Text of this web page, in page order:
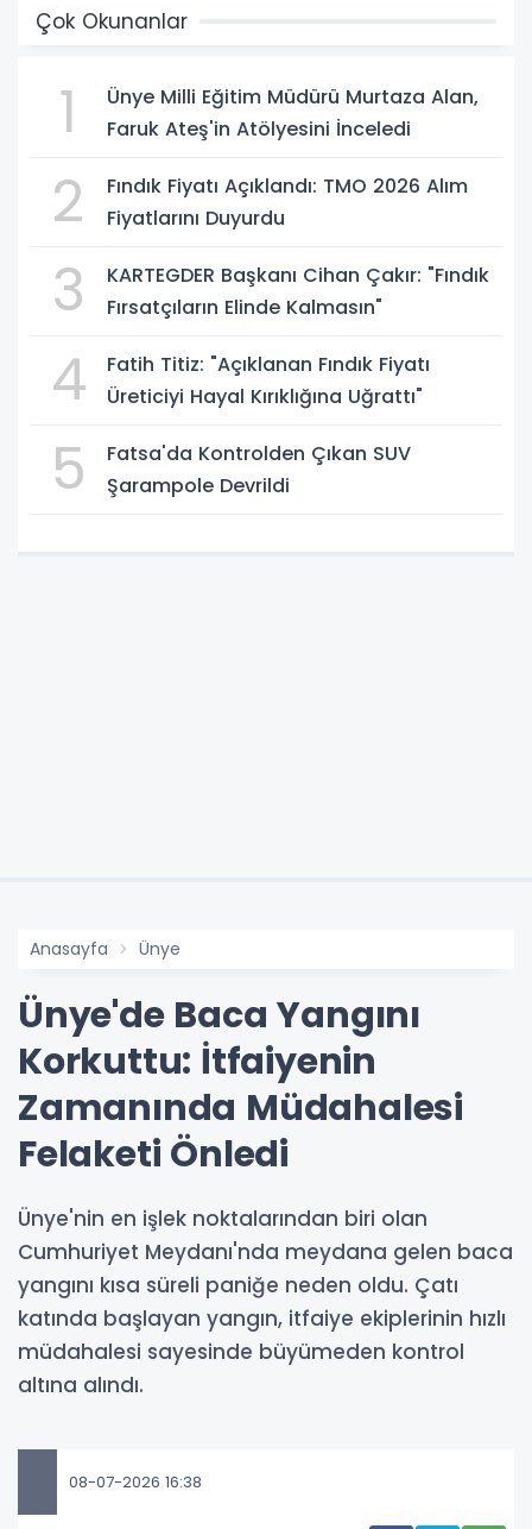
Çok Okunanlar
1
Ünye Milli Eğitim Müdürü Murtaza Alan,
Faruk Ateş'in Atölyesini İnceledi
2
Fındık Fiyatı Açıklandı: TMO 2026 Alım
Fiyatlarını Duyurdu
3
KARTEGDER Başkanı Cihan Çakır: "Fındık
Fırsatçıların Elinde Kalmasın"
4
Fatih Titiz: "Açıklanan Fındık Fiyatı
Üreticiyi Hayal Kırıklığına Uğrattı"
5
Fatsa'da Kontrolden Çıkan SUV
Şarampole Devrildi
Anasayfa Ünye
Ünye'de Baca Yangını
Korkuttu: İtfaiyenin
Zamanında Müdahalesi
Felaketi Önledi
Ünye'nin en işlek noktalarından biri olan
Cumhuriyet Meydanı'nda meydana gelen baca
yangını kısa süreli paniğe neden oldu. Çatı
katında başlayan yangın, itfaiye ekiplerinin hızlı
müdahalesi sayesinde büyümeden kontrol
altına alındı.
08-07-2026 16:38